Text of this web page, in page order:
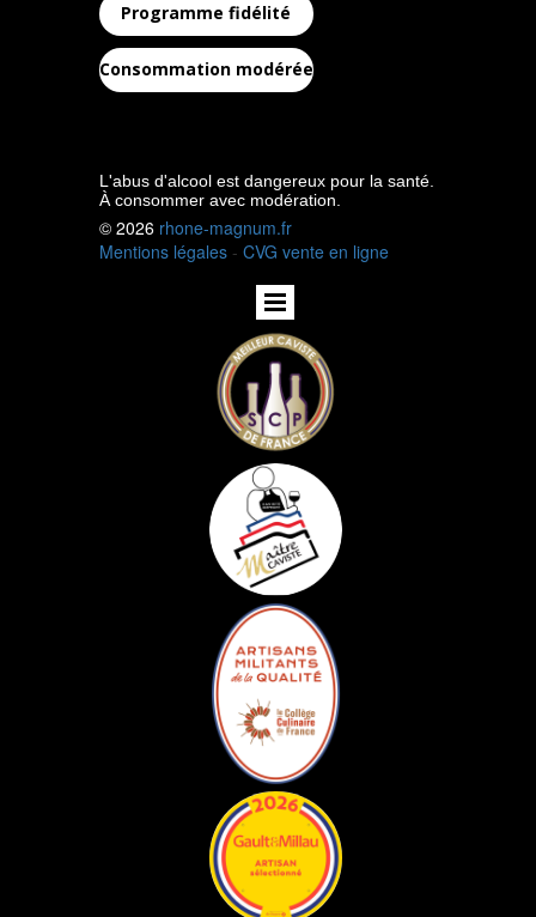
Programme fidélité
Consommation modérée
L'abus d'alcool est dangereux pour la santé.
À consommer avec modération.
© 2026 rhone-magnum.fr
Mentions légales- CVG vente en ligne